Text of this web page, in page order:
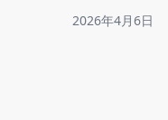
2026年4月6日